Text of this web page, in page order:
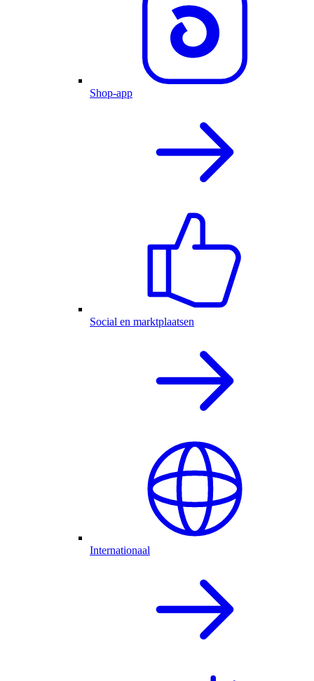
Shop-app
Social en marktplaatsen
Internationaal